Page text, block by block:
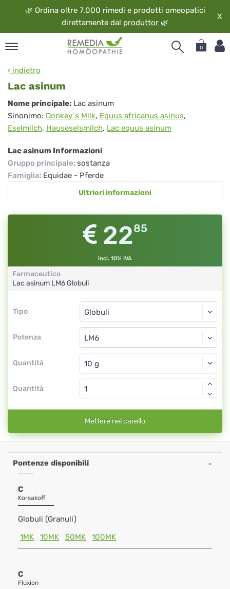
🌿 Ordina oltre 7.000 rimedi e prodotti omeopatici
direttamente dal produttor 🌿
X
0
indietro
Lac asinum
Lac
asinum
Nome principale: Lac asinum
Sinonimo: Donkey´s Milk, Equus africanus asinus,
Eselmilch, Hauseselsmilch, Lac equus asinum
Lac asinum Informazioni
Gruppo principale: sostanza
Famiglia: Equidae - Pferde
Ultriori informazioni
2285
incl. 10% IVA
Farmaceutico
Lac asinum LM6Globuli
Tipo
Tipo
Potenza
Globuli
LM6
Quantità
Globuli
Quantità
Mettere nel carello
Pontenze disponibili
C
Korsakoff
Globuli (Granuli)
1MK
10MK 50MK 100MK
C
Fluxion